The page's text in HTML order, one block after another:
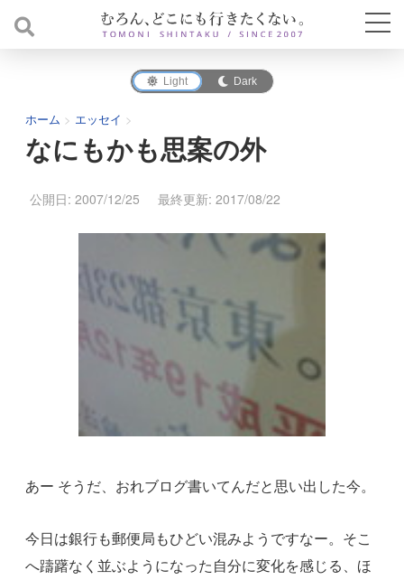
Light Dark
ホーム > エッセイ >
なにもかも思案の外
公開日: 2007/12/25 最終更新: 2017/08/22
あー そうだ、おれブログ書いてんだと思い出した今。
今日は銀行も郵便局もひどい混みようですなー。そこ
へ躊躇なく並ぶようになった自分に変化を感じる、ほ